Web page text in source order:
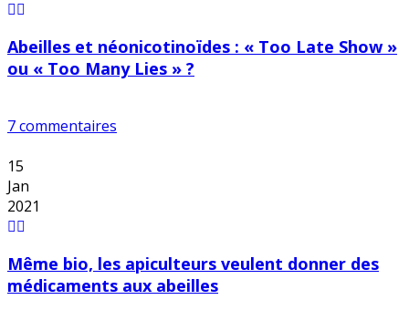
Abeilles et néonicotinoïdes : « Too Late Show »
ou « Too Many Lies » ?
7 commentaires
15
Jan
2021
Même bio, les apiculteurs veulent donner des
médicaments aux abeilles